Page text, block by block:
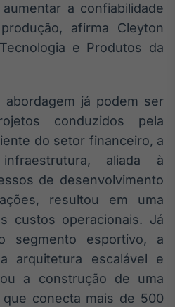
Broadcast
Curadoria
Curadoria de
conteúdos
Broadcast
Radar
Monitoramento
notícias e
conteúdos
Broadcast
Fundos
A melhor
plataforma para
de investimento
a confiabilidade
afirma Cleyton
e Produtos da
abordagem já podem ser
conduzidos pela
do setor financeiro, a
aliada à
de desenvolvimento
resultou em uma
custos operacionais. Já
segmento esportivo, a
arquitetura escalável e
a construção de uma
conecta mais de 500